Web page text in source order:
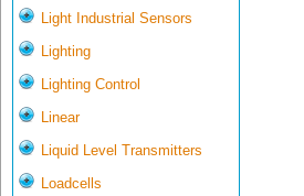
Light Industrial Sensors
Lighting
Lighting Control
Linear
Liquid Level Transmitters
Loadcells